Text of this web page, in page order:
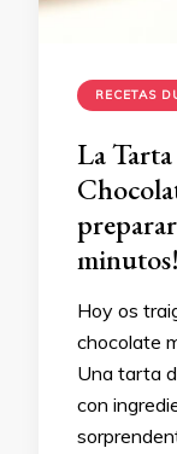
RECETAS
La
minutos!
Hoy os
chocolate
Una tarta
con